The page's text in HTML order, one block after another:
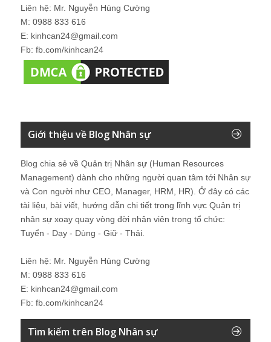
Liên hệ: Mr. Nguyễn Hùng Cường
M: 0988 833 616
E: kinhcan24@gmail.com
Fb: fb.com/kinhcan24
Giới thiệu về Blog Nhân sự
Blog chia sẻ về Quản trị Nhân sự (Human Resources
Management) dành cho những người quan tâm tới Nhân sự
và Con người như CEO, Manager, HRM, HR). Ở đây có các
tài liệu, bài viết, hướng dẫn chi tiết trong lĩnh vực Quản trị
nhân sự xoay quay vòng đời nhân viên trong tổ chức:
Tuyển - Dạy - Dùng - Giữ - Thải.
Liên hệ: Mr. Nguyễn Hùng Cường
M: 0988 833 616
E: kinhcan24@gmail.com
Fb: fb.com/kinhcan24
Tìm kiếm trên Blog Nhân sự